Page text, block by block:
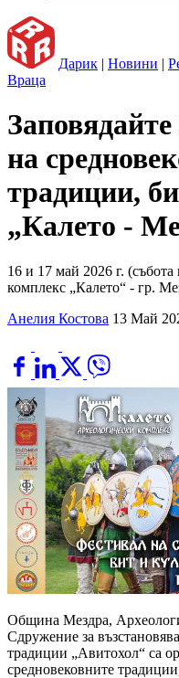
Дарик | Новини |
Враца
на
традиции,
„Калето -
16 и 17 май 2026 г.
комплекс „Калето“ - гр.
Анелия Костова 13 Май
Община Мездра,
Сдружение за
традиции „Авитохол“ са
средновековните